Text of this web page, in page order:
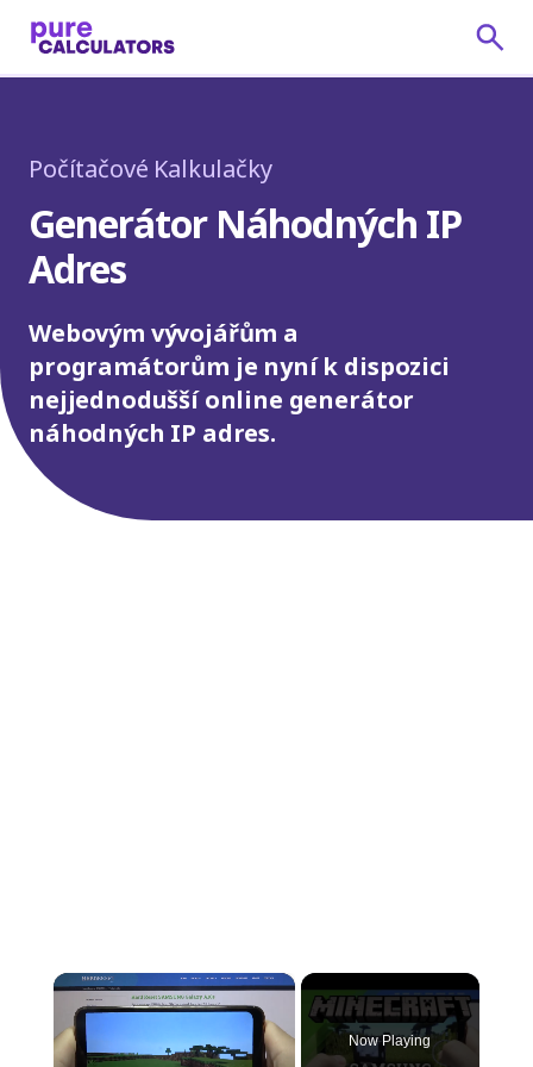
Počítačové Kalkulačky
Generátor Náhodných IP
Adres
Webovým vývojářům a
programátorům je nyní k dispozici
nejjednodušší online generátor
náhodných IP adres.
×
Now Playing